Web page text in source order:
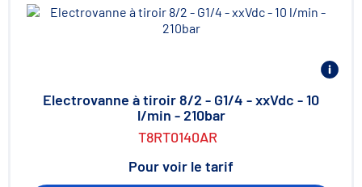
Electrovanne à tiroir 8/2 - G1/4 - xxVdc - 10
l/min - 210bar
T8RT0140AR
Pour voir le tarif